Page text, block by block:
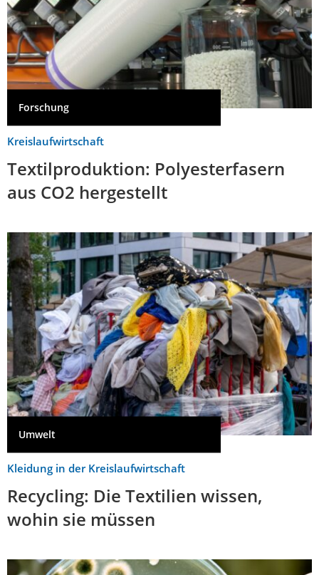
Forschung
Kreislaufwirtschaft
Textilproduktion: Polyesterfasern
aus CO2 hergestellt
Umwelt
Kleidung in der Kreislaufwirtschaft
Recycling: Die Textilien wissen,
wohin sie müssen